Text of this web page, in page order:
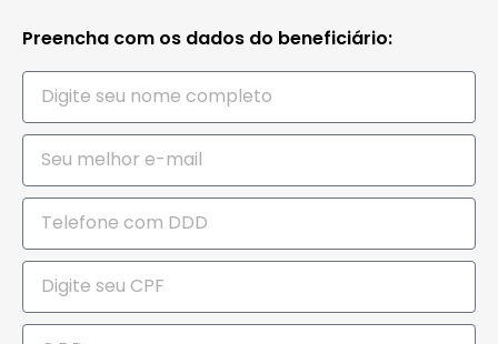
Preencha com os dados do beneficiário: